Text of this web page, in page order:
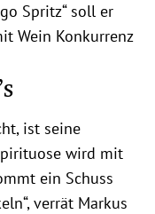
Spritz“ soll er
Wein Konkurrenz
ist seine
wird mit
ein Schuss
verrät Markus